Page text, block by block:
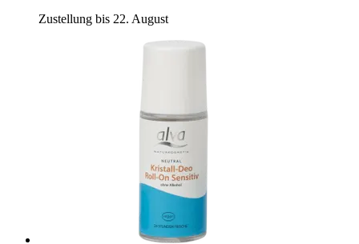
Zustellung bis 22. August